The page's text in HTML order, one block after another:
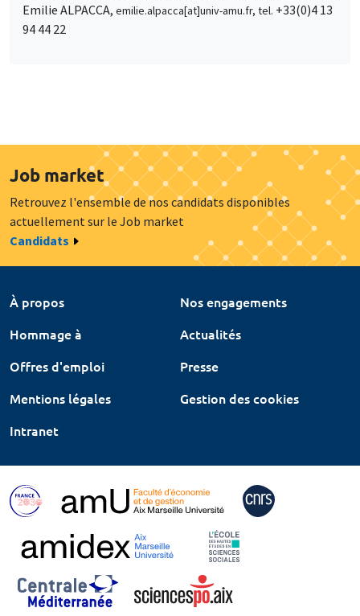
Emilie ALPACCA, emilie.alpacca[at]univ-amu.fr, tel. +33(0)4 13
94 44 22
Job market
Retrouvez l'ensemble de nos candidats disponibles
actuellement sur le Job market
Candidats
À propos
Nos engagements
Hommage à
Actualités
Offres d'emploi
Presse
Mentions légales
Gestion des cookies
Intranet